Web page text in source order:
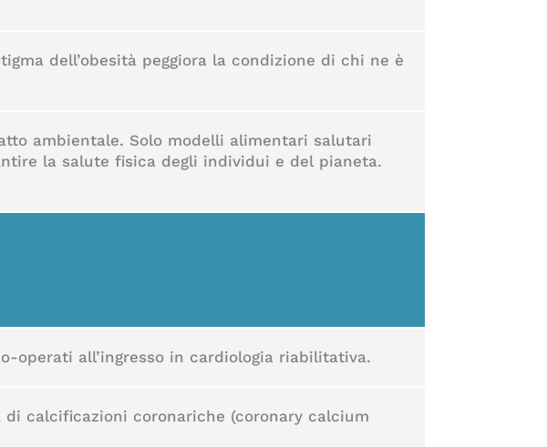
dell’obesità peggiora la condizione di chi ne è
ambientale. Solo modelli alimentari salutari
la salute fisica degli individui e del pianeta.
operati all’ingresso in cardiologia riabilitativa.
calcificazioni coronariche (coronary calcium